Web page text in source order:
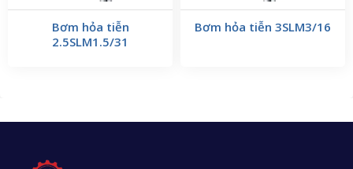
Bơm hỏa tiễn
2.5SLM1.5/31
Bơm hỏa tiễn 3SLM3/16